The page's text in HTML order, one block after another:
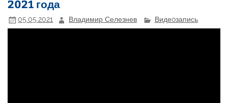
2021 года
05.05.2021 Владимир Селезнев Видеoзапись